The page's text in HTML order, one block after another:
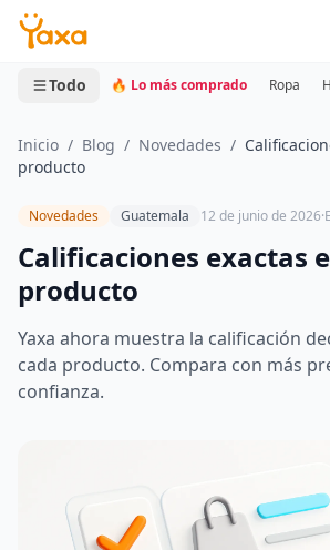
MINI CARRITO
0 productos
Todo 🔥 Lo más comprado Ropa
Inicio / Blog / Novedades /
producto
Novedades Guatemala 12 de junio de 2026·
Calificaciones exactas
producto
Yaxa ahora muestra la calificación
cada producto. Compara con más
confianza.